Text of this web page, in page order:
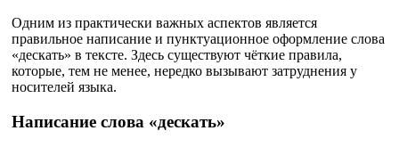
Одним из практически важных аспектов является
правильное написание и пунктуационное оформление слова
«дескать» в тексте. Здесь существуют чёткие правила,
которые, тем не менее, нередко вызывают затруднения у
носителей языка.
Написание слова «дескать»